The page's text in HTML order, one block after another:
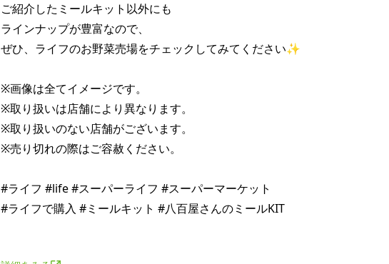
ご紹介したミールキット以外にも
ラインナップが豊富なので、
ぜひ、ライフのお野菜売場をチェックしてみてください✨
※画像は全てイメージです。
※取り扱いは店舗により異なります。
※取り扱いのない店舗がございます。
※売り切れの際はご容赦ください。
#ライフ #life #スーパーライフ #スーパーマーケット
#ライフで購入 #ミールキット #八百屋さんのミールKIT